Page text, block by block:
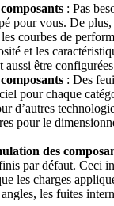
: Pas
pour vous. De plus,
courbes de
et les
aussi être
: Des
pour chaque
d’autres
pour le
des
par défaut. Ceci
les charges
les fuites